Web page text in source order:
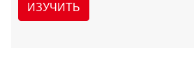
ИЗУЧИТЬ